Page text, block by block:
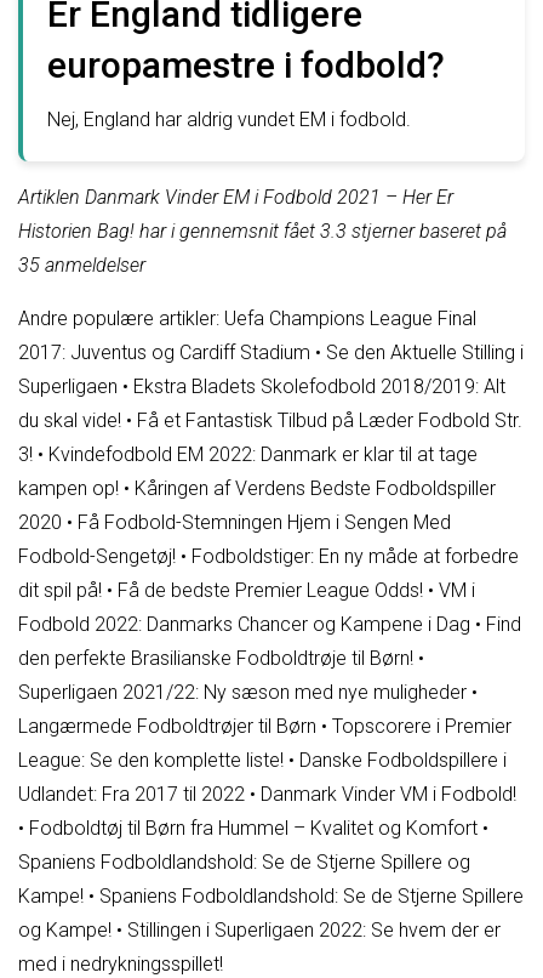
Er England tidligere
europamestre i fodbold?
Nej, England har aldrig vundet EM i fodbold.
Artiklen Danmark Vinder EM i Fodbold 2021 – Her Er
Historien Bag! har i gennemsnit fået 3.3 stjerner baseret på
35 anmeldelser
Andre populære artikler: Uefa Champions League Final
2017: Juventus og Cardiff Stadium • Se den Aktuelle Stilling i
Superligaen • Ekstra Bladets Skolefodbold 2018/2019: Alt
du skal vide! • Få et Fantastisk Tilbud på Læder Fodbold Str.
3! • Kvindefodbold EM 2022: Danmark er klar til at tage
kampen op! • Kåringen af Verdens Bedste Fodboldspiller
2020 • Få Fodbold-Stemningen Hjem i Sengen Med
Fodbold-Sengetøj! • Fodboldstiger: En ny måde at forbedre
dit spil på! • Få de bedste Premier League Odds! • VM i
Fodbold 2022: Danmarks Chancer og Kampene i Dag • Find
den perfekte Brasilianske Fodboldtrøje til Børn! •
Superligaen 2021/22: Ny sæson med nye muligheder •
Langærmede Fodboldtrøjer til Børn • Topscorere i Premier
League: Se den komplette liste! • Danske Fodboldspillere i
Udlandet: Fra 2017 til 2022 • Danmark Vinder VM i Fodbold!
• Fodboldtøj til Børn fra Hummel – Kvalitet og Komfort •
Spaniens Fodboldlandshold: Se de Stjerne Spillere og
Kampe! • Spaniens Fodboldlandshold: Se de Stjerne Spillere
og Kampe! • Stillingen i Superligaen 2022: Se hvem der er
med i nedrykningsspillet!